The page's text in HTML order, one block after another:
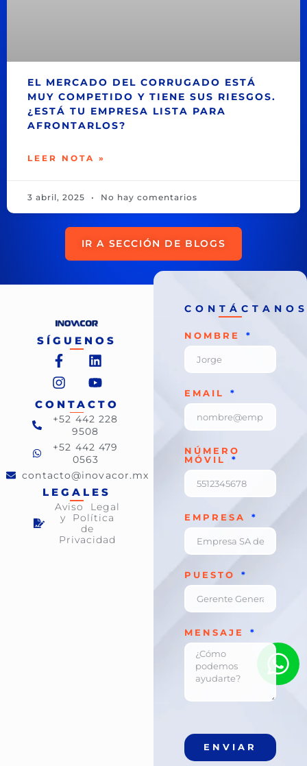
EL MERCADO DEL CORRUGADO ESTÁ
MUY COMPETIDO Y TIENE SUS RIESGOS.
¿ESTÁ TU EMPRESA LISTA PARA
AFRONTARLOS?
LEER NOTA »
3 abril, 2025 No hay comentarios
IR A SECCIÓN DE BLOGS
SÍGUENOS
CONTACTO
+52 442 228
9508
+52 442 479
0563
contacto@inovacor.mx
LEGALES
Aviso Legal
y Política
de
Privacidad
NOMBRE
EMAIL
NÚMERO
MÓVIL
EMPRESA
PUESTO
MENSAJE
ENVIAR